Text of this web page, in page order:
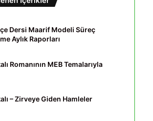
Dersi Maarif Modeli Süreç
Aylık Raporları
Romanının MEB Temalarıyla
– Zirveye Giden Hamleler